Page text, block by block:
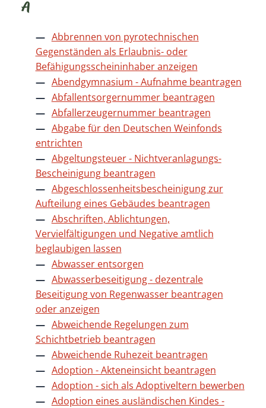
A
Abbrennen von pyrotechnischen
Gegenständen als Erlaubnis- oder
Befähigungsscheininhaber anzeigen
Abendgymnasium - Aufnahme beantragen
Abfallentsorgernummer beantragen
Abfallerzeugernummer beantragen
Abgabe für den Deutschen Weinfonds
entrichten
Abgeltungsteuer - Nichtveranlagungs-
Bescheinigung beantragen
Abgeschlossenheitsbescheinigung zur
Aufteilung eines Gebäudes beantragen
Abschriften, Ablichtungen,
Vervielfältigungen und Negative amtlich
beglaubigen lassen
Abwasser entsorgen
Abwasserbeseitigung - dezentrale
Beseitigung von Regenwasser beantragen
oder anzeigen
Abweichende Regelungen zum
Schichtbetrieb beantragen
Abweichende Ruhezeit beantragen
Adoption - Akteneinsicht beantragen
Adoption - sich als Adoptiveltern bewerben
Adoption eines ausländischen Kindes -